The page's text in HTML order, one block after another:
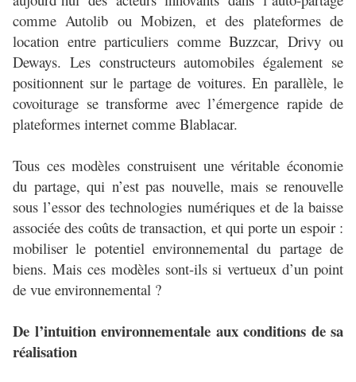
comme Autolib ou Mobizen, et des plateformes de
location entre particuliers comme Buzzcar, Drivy ou
Deways. Les constructeurs automobiles également se
positionnent sur le partage de voitures. En parallèle, le
covoiturage se transforme avec l’émergence rapide de
plateformes internet comme Blablacar.
Tous ces modèles construisent une véritable économie
du partage, qui n’est pas nouvelle, mais se renouvelle
sous l’essor des technologies numériques et de la baisse
associée des coûts de transaction, et qui porte un espoir :
mobiliser le potentiel environnemental du partage de
biens. Mais ces modèles sont-ils si vertueux d’un point
de vue environnemental ?
De l’intuition environnementale aux conditions de sa
réalisation